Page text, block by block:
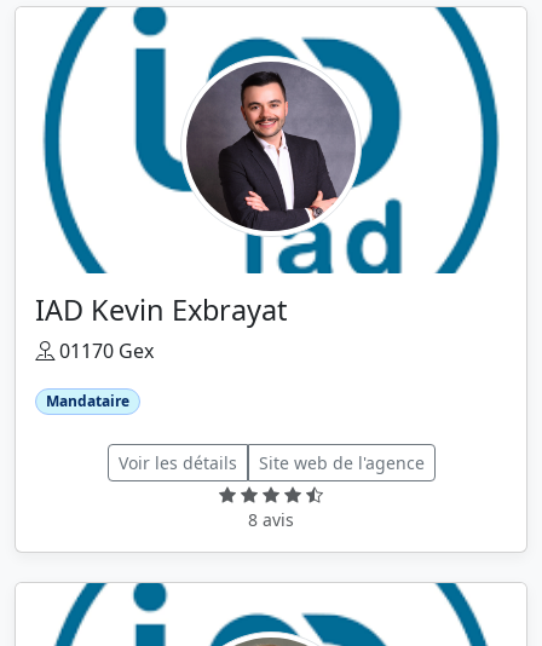
IAD Kevin Exbrayat
01170 Gex
Mandataire
Voir les détails Site web de l'agence
8 avis